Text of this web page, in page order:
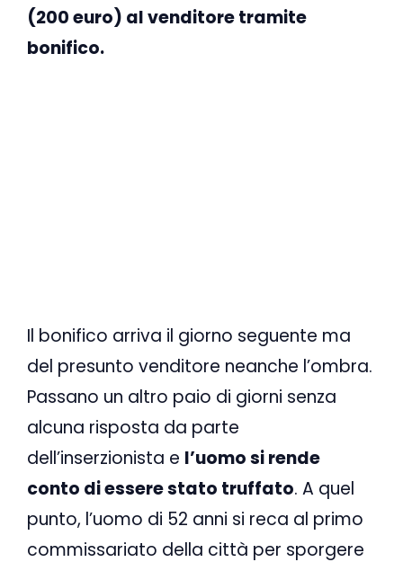
(200 euro) al venditore tramite
bonifico.
Il bonifico arriva il giorno seguente ma
del presunto venditore neanche l’ombra.
Passano un altro paio di giorni senza
alcuna risposta da parte
dell’inserzionista e l’uomo si rende
conto di essere stato truffato. A quel
punto, l’uomo di 52 anni si reca al primo
commissariato della città per sporgere